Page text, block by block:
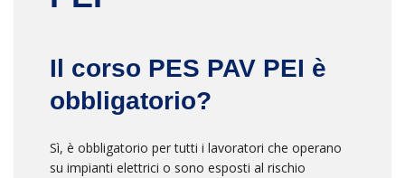
Il corso PES PAV PEI è
obbligatorio?
Sì, è obbligatorio per tutti i lavoratori che operano
su impianti elettrici o sono esposti al rischio